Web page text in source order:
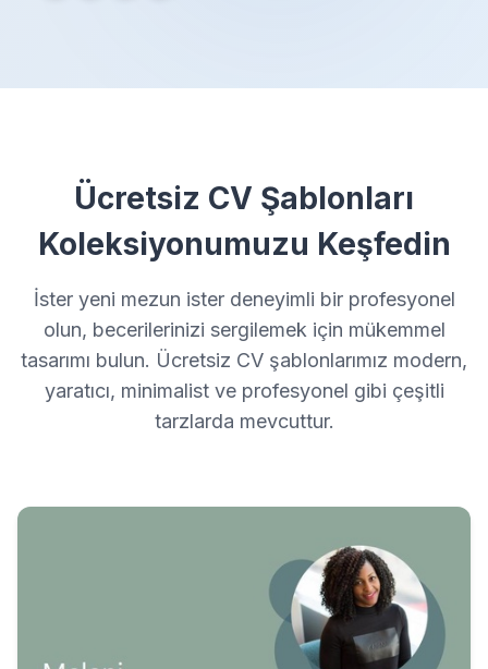
Ücretsiz CV Şablonları
Koleksiyonumuzu Keşfedin
İster yeni mezun ister deneyimli bir profesyonel
olun, becerilerinizi sergilemek için mükemmel
tasarımı bulun. Ücretsiz CV şablonlarımız modern,
yaratıcı, minimalist ve profesyonel gibi çeşitli
tarzlarda mevcuttur.